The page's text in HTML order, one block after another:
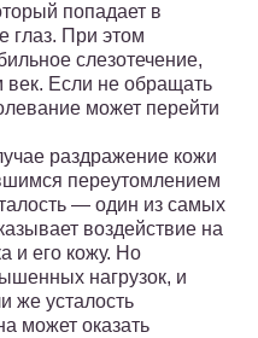
попадает в
глаз. При этом
слезотечение,
век. Если не обращать
может перейти
раздражение кожи
переутомлением
— один из самых
воздействие на
и его кожу. Но
нагрузок, и
же усталость
может оказать